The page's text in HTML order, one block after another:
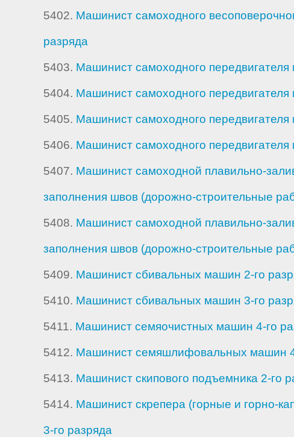
5402. Машинист самоходного
разряда
5403. Машинист самоходного передвигателя
5404. Машинист самоходного передвигателя
5405. Машинист самоходного передвигателя
5406. Машинист самоходного передвигателя
5407. Машинист самоходной плавильно-
заполнения швов (дорожно-строительные
5408. Машинист самоходной плавильно-
заполнения швов (дорожно-строительные
5409. Машинист сбивальных машин 2-го
5410. Машинист сбивальных машин 3-го
5411. Машинист семяочистных машин 4-го
5412. Машинист семяшлифовальных машин
5413. Машинист скипового подъемника 2-го
5414. Машинист скрепера (горные и горно-
3-го разряда